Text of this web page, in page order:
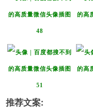
推荐文案: